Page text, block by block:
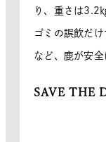
り、重さは3.2
ゴミの誤飲だ
など、鹿が安
SAVE THE